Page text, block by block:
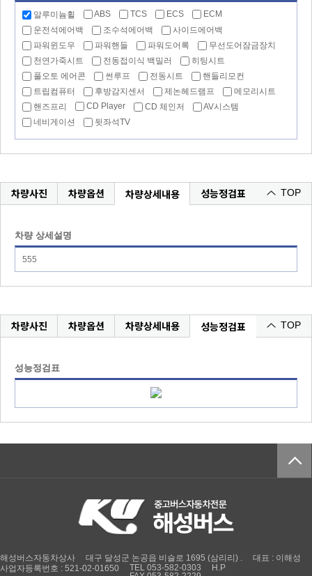
알루미늄휠 ABS TCS ECS
ECM
운전석에어백
조수석에어백
사이드에어백
파워윈도우
파워핸들 파워도어록
무선도어잠금장치
천연가죽시트
전동접이식 백밀러
히팅시트
풀오토 에어콘
썬루프 전동시트
핸들리모컨
트립컴퓨터
후방감지센서 제논헤드램프
메모리시트
핸즈프리
CD Player CD 체인저
AV시스템
네비게이션
뒷좌석TV
차량사진 차량옵션 차량상세내용 성능정검표 TOP
차량 상세설명
555
차량사진 차량옵션 차량상세내용 성능정검표 TOP
성능정검표
해성버스자동차상사 대구 달성군 논공읍 비슬로 1695 (삼리리) .
대표 : 이해성
사업자등록번호 : 521-02-01650
TEL 053-582-0303
H.P